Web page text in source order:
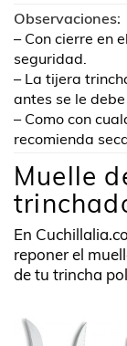
Observaciones:
– Con cierre en
seguridad.
– La tijera
antes se le
– Como con
recomienda
Muelle
En
reponer el
de tu trincha